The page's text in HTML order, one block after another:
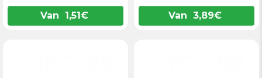
Van 1,51€ Van 3,89€